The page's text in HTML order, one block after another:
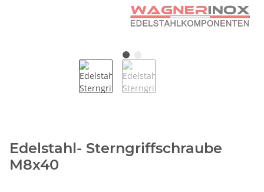
Edelstahl- Sterngriffschraube
M8x40